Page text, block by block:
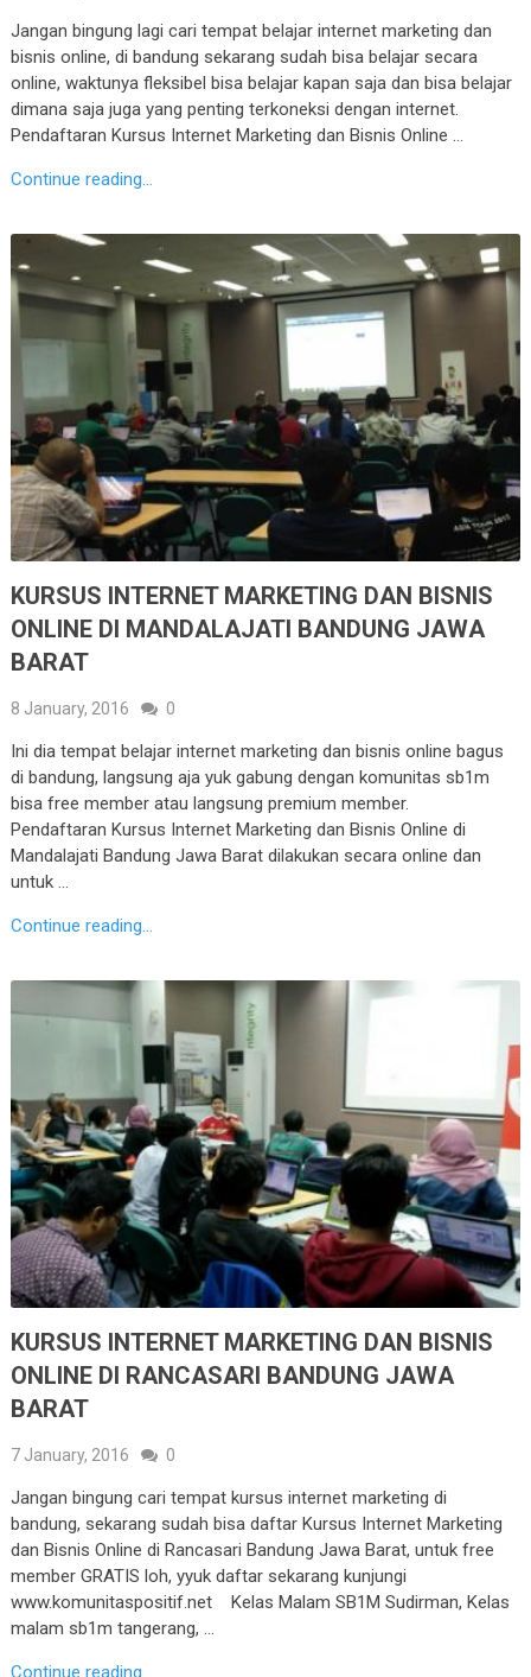
Jangan bingung lagi cari tempat belajar internet marketing dan
bisnis online, di bandung sekarang sudah bisa belajar secara
online, waktunya fleksibel bisa belajar kapan saja dan bisa belajar
dimana saja juga yang penting terkoneksi dengan internet.
Pendaftaran Kursus Internet Marketing dan Bisnis Online …
Continue reading...
KURSUS INTERNET MARKETING DAN BISNIS
ONLINE DI MANDALAJATI BANDUNG JAWA
BARAT
8 January, 2016 0
Ini dia tempat belajar internet marketing dan bisnis online bagus
di bandung, langsung aja yuk gabung dengan komunitas sb1m
bisa free member atau langsung premium member.
Pendaftaran Kursus Internet Marketing dan Bisnis Online di
Mandalajati Bandung Jawa Barat dilakukan secara online dan
untuk …
Continue reading...
KURSUS INTERNET MARKETING DAN BISNIS
ONLINE DI RANCASARI BANDUNG JAWA
BARAT
7 January, 2016 0
Jangan bingung cari tempat kursus internet marketing di
bandung, sekarang sudah bisa daftar Kursus Internet Marketing
dan Bisnis Online di Rancasari Bandung Jawa Barat, untuk free
member GRATIS loh, yyuk daftar sekarang kunjungi
www.komunitaspositif.net Kelas Malam SB1M Sudirman, Kelas
malam sb1m tangerang, …
Continue reading...